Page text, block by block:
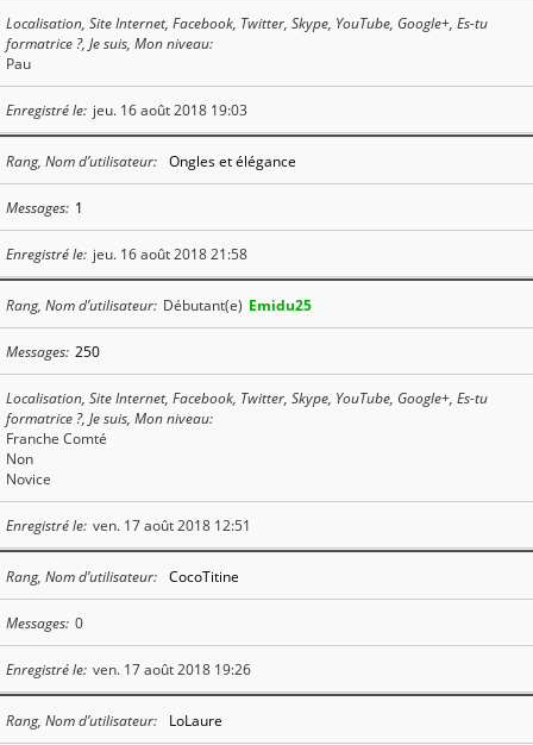
Localisation, Site Internet, Facebook, Twitter, Skype, YouTube, Google+, Es-tu
formatrice ?, Je suis, Mon niveau
Pau
Enregistré le jeu. 16 août 2018 19:03
Rang, Nom d’utilisateur Ongles et élégance
Messages 1
Enregistré le jeu. 16 août 2018 21:58
Rang, Nom d’utilisateur Débutant(e) Emidu25
Messages 250
Localisation, Site Internet, Facebook, Twitter, Skype, YouTube, Google+, Es-tu
formatrice ?, Je suis, Mon niveau
Franche Comté
Non
Novice
Enregistré le ven. 17 août 2018 12:51
Rang, Nom d’utilisateur CocoTitine
Messages 0
Enregistré le ven. 17 août 2018 19:26
Rang, Nom d’utilisateur LoLaure